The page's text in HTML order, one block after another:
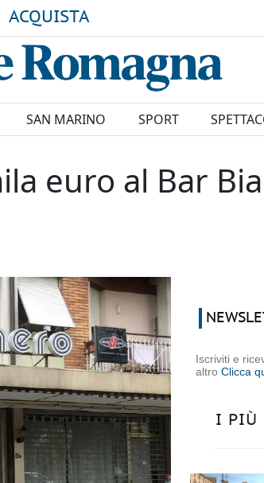
ACQUISTA
SAN MARINO SPORT
euro al Bar
Iscriviti e
altroClicca
I PIÙ